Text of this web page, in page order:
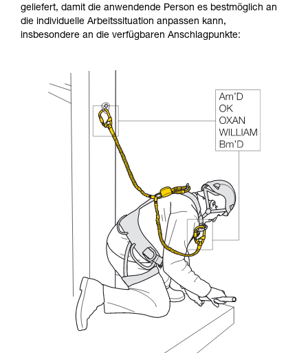
geliefert, damit die anwendende Person es bestmöglich an
die individuelle Arbeitssituation anpassen kann,
insbesondere an die verfügbaren Anschlagpunkte: